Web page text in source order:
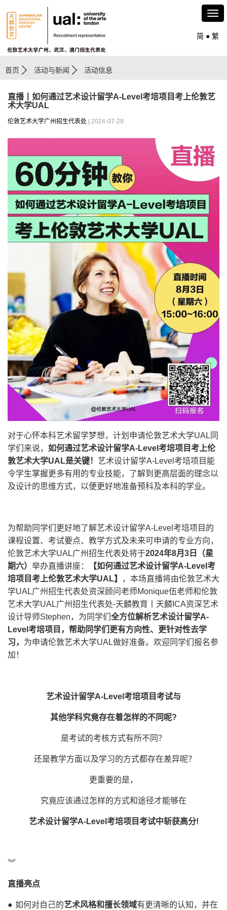
简 ● 繁
首页 活动与新闻 活动信息
直播丨如何通过艺术设计留学A-Level考培项目考上伦敦艺
术大学UAL
伦敦艺术大学广州招生代表处 | 2024-07-29
对于心怀本科艺术留学梦想，计划申请伦敦艺术大学UAL同
学们来说， 如何通过艺术设计留学A-Level考培项目考上伦
敦艺术大学UAL是关键！ 艺术设计留学A-Level考培项目能
令学生掌握更多有用的专业技能，了解到更高层面的理念以
及设计的思维方式，以便更好地准备预科及本科的学业。
为帮助同学们更好地了解艺术设计留学A-Level考培项目的
课程设置、考试要点、教学方式及未来可申请的专业方向，
伦敦艺术大学UAL广州招生代表处将于2024年8月3日（星
期六） 举办直播讲座：
【如何通过艺术设计留学A-Level考
培项目考上伦敦艺术大学UAL】
，本场直播将由伦敦艺术大
学UAL广州招生代表处资深顾问老师Monique伍老师和伦敦
艺术大学UAL广州招生代表处-天麟教育丨天麟ICA资深艺术
设计导师Stephen，为同学们 全方位解析艺术设计留学A-
Level考培项目，帮助同学们更有方向性、更针对性去学
习， 为申请伦敦艺术大学UAL做好准备。欢迎同学们报名参
加！
艺术设计留学A-Level考培项目考试与
其他学科究竟存在着怎样的不同呢?
是考试的考核方式有所不同？
还是教学方面以及学习的方式都存在差异呢？
更重要的是，
究竟应该通过怎样的方式和途径才能够在
艺术设计留学A-Level考培项目考试中斩获高分!
︾
直播亮点
● 如何对自己的艺术风格和擅长领域有更清晰的认知，并在